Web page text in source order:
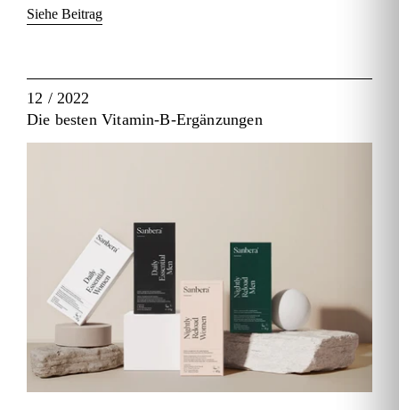
Siehe Beitrag
12 / 2022
Die besten Vitamin-B-Ergänzungen